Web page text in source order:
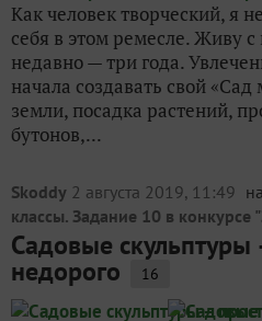
Как человек творческий, я
себя в этом ремесле. Живу
недавно — три года.
начала создавать свой
земли, посадка растений,
бутонов,...
Skoddy 2 августа 2019, 11:49
классы. Задание 10 в конкурсе
Садовые скульптуры
недорого 16